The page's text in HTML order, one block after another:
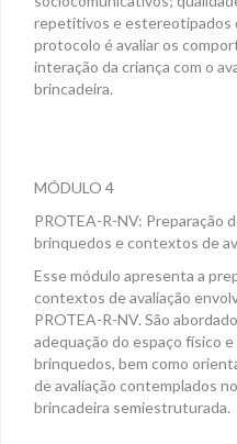
repetitivos e estereotipados
protocolo é avaliar os
interação da criança com o
brincadeira.
MÓDULO 4
PROTEA-R-NV: Preparação
brinquedos e contextos de
Esse módulo apresenta a
contextos de avaliação
PROTEA-R-NV. São
adequação do espaço físico
brinquedos, bem como
de avaliação contemplados
brincadeira semiestruturada.